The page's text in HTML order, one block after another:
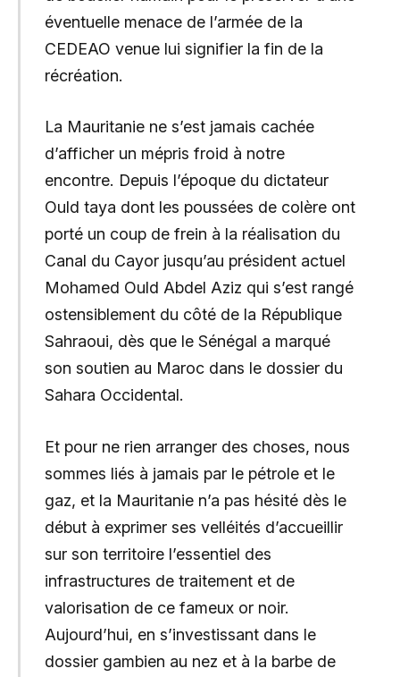
éventuelle menace de l’armée de la
CEDEAO venue lui signifier la fin de la
récréation.
La Mauritanie ne s’est jamais cachée
d’afficher un mépris froid à notre
encontre. Depuis l’époque du dictateur
Ould taya dont les poussées de colère ont
porté un coup de frein à la réalisation du
Canal du Cayor jusqu’au président actuel
Mohamed Ould Abdel Aziz qui s’est rangé
ostensiblement du côté de la République
Sahraoui, dès que le Sénégal a marqué
son soutien au Maroc dans le dossier du
Sahara Occidental.
Et pour ne rien arranger des choses, nous
sommes liés à jamais par le pétrole et le
gaz, et la Mauritanie n’a pas hésité dès le
début à exprimer ses velléités d’accueillir
sur son territoire l’essentiel des
infrastructures de traitement et de
valorisation de ce fameux or noir.
Aujourd’hui, en s’investissant dans le
dossier gambien au nez et à la barbe de